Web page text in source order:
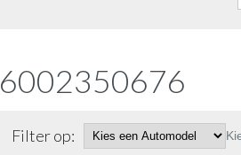
6002350676
Filter op: